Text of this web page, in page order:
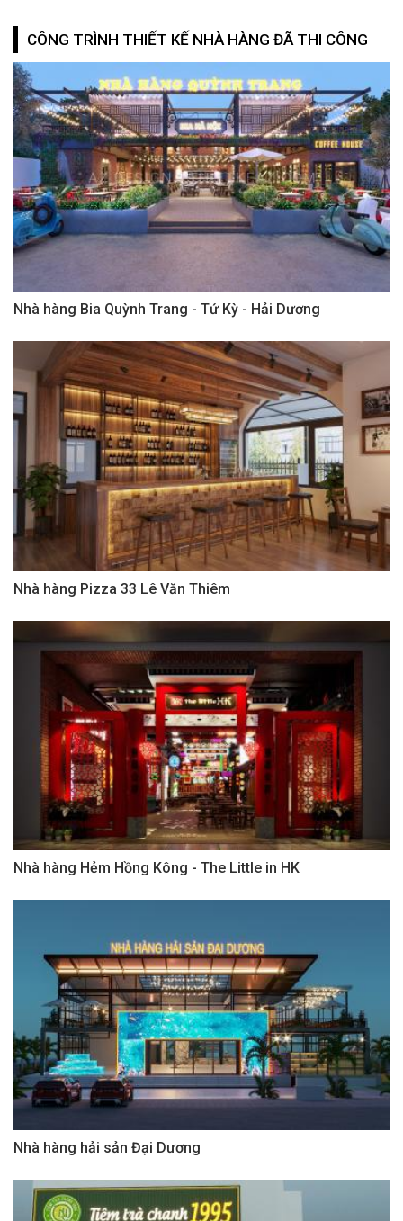
CÔNG TRÌNH THIẾT KẾ NHÀ HÀNG ĐÃ THI CÔNG
Nhà hàng Bia Quỳnh Trang - Tứ Kỳ - Hải Dương
Nhà hàng Pizza 33 Lê Văn Thiêm
Nhà hàng Hẻm Hồng Kông - The Little in HK
Nhà hàng hải sản Đại Dương